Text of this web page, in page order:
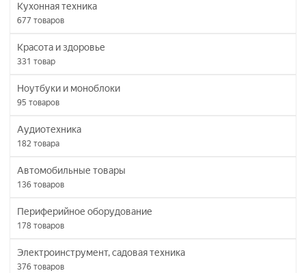
Кухонная техника
677 товаров
Красота и здоровье
331 товар
Ноутбуки и моноблоки
95 товаров
Аудиотехника
182 товара
Автомобильные товары
136 товаров
Периферийное оборудование
178 товаров
Электроинструмент, садовая техника
376 товаров